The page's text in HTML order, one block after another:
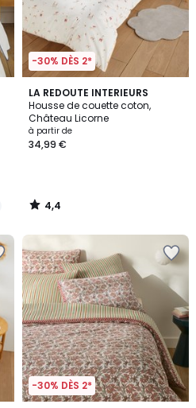
-30% DÈS 2*
LA REDOUTE INTERIEURS
Housse de couette coton,
Château Licorne
à partir de
34,99 €
4,4
/ 5
4,4
/
-30% DÈS 2*